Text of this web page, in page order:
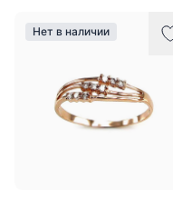
Нет в наличии